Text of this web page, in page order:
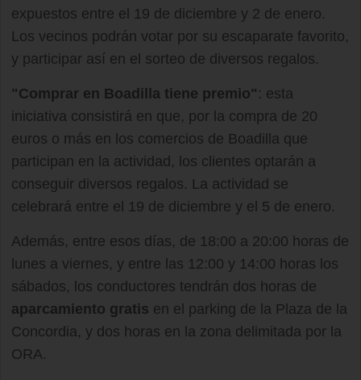
expuestos entre el 19 de diciembre y 2 de enero.
Los vecinos podrán votar por su escaparate favorito,
y participar así en el sorteo de diversos regalos.
"Comprar en Boadilla tiene premio" : esta
iniciativa consistirá en que, por la compra de 20
euros o más en los comercios de Boadilla que
participan en la actividad, los clientes optarán a
conseguir diversos regalos. La actividad se
celebrará entre el 19 de diciembre y el 5 de enero.
Además, entre esos días, de 18:00 a 20:00 horas de
lunes a viernes, y entre las 12:00 y 14:00 horas los
sábados, los conductores tendrán dos horas de
aparcamiento gratis en el parking de la Plaza de la
Concordia, y dos horas en la zona delimitada por la
ORA.